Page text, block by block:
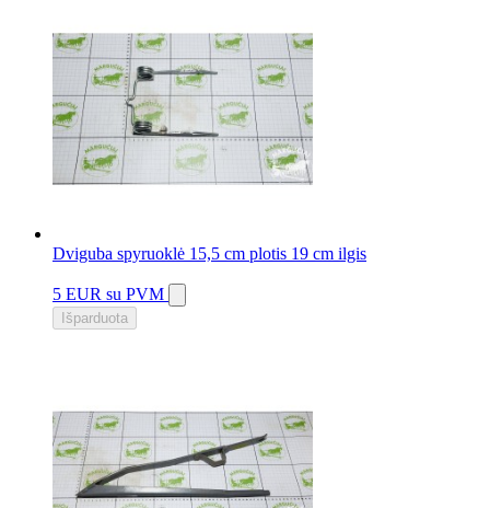
Dviguba spyruoklė 15,5 cm plotis 19 cm ilgis
5 EUR su PVM
Išparduota